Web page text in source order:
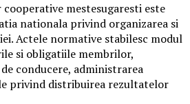
mestesugaresti este
nationala privind organizarea si
Actele normative stabilesc modul
si obligatiile membrilor,
conducere, administrarea
privind distribuirea rezultatelor